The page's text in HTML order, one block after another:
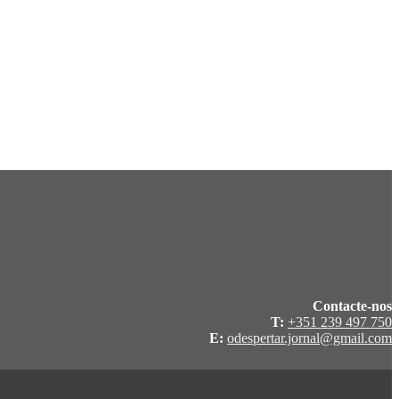
Contacte-nos
T: +351 239 497 750
E: odespertar.jornal@gmail.com